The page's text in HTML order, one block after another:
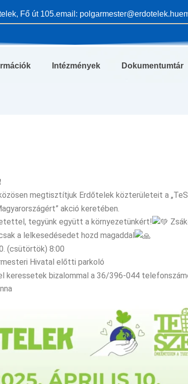
Fő út 105.email: polgarmester@erdotelek.hu
Intézmények Dokumentumtár
megtisztítjuk Erdőtelek közterületeit a
akció keretében.
tegyünk együtt a környezetünkért!
a lelkesedésedet hozd magaddal
(csütörtök) 8:00
Hivatal előtti parkoló
keressetek bizalommal a 36/396-044